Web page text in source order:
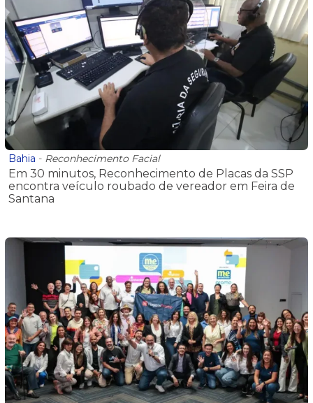
Bahia - Reconhecimento Facial
Em 30 minutos, Reconhecimento de Placas da SSP
encontra veículo roubado de vereador em Feira de
Santana